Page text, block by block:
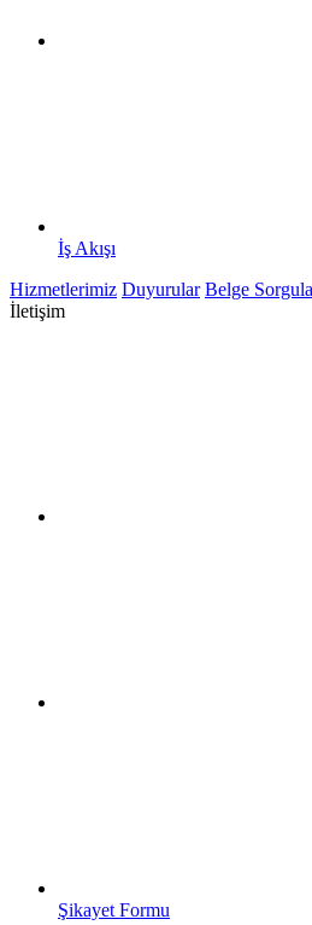
İş Akışı
Hizmetlerimiz Duyurular Belge
İletişim
Şikayet Formu